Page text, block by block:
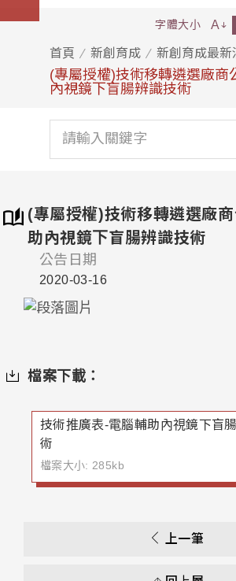
首頁 新創育成 新創育成最新
(專屬授權)技術移轉遴選廠商
內視鏡下盲腸辨識技術
字體大小 A
(專屬授權)技術移轉遴選廠
助內視鏡下盲腸辨識技術
公告日期
2020-03-16
檔案下載：
技術推廣表-電腦輔助內視鏡下盲
術
檔案大小: 285kb
上一筆